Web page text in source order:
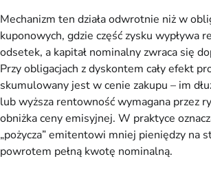
Mechanizm ten działa odwrotnie niż w
kuponowych, gdzie część zysku wypływa
odsetek, a kapitał nominalny zwraca się
Przy obligacjach z dyskontem cały efekt
skumulowany jest w cenie zakupu – im
lub wyższa rentowność wymagana przez
obniżka ceny emisyjnej. W praktyce
„pożycza” emitentowi mniej pieniędzy na
powrotem pełną kwotę nominalną.